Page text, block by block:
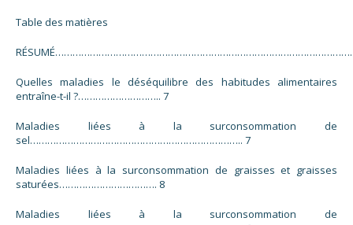
Table des matières
Quelles maladies le déséquilibre des habitudes alimentaires
entraîne-t-il ?……………………….. 7
Maladies liées à la surconsommation de
sel……………………………………………………………….. 7
Maladies liées à la surconsommation de graisses et graisses
saturées……………………………. 8
Maladies liées à la surconsommation de